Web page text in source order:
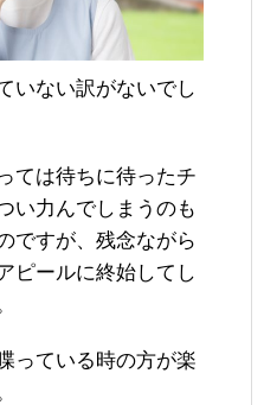
いない訳がないでし
ては待ちに待ったチ
い力んでしまうのも
ですが、残念ながら
ピールに終始してし
っている時の方が楽